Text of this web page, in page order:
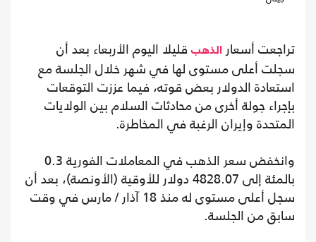
تراجعت أسعار الذهب قليلا اليوم الأربعاء بعد أن
سجلت أعلى مستوى لها في شهر خلال الجلسة مع
استعادة الدولار بعض قوته، فيما عززت التوقعات
بإجراء جولة أخرى من محادثات السلام بين الولايات
المتحدة وإيران الرغبة في المخاطرة.
وانخفض سعر الذهب في المعاملات الفورية 0.3
بالمئة إلى 4828.07 دولار للأوقية (الأونصة)، بعد أن
سجل أعلى مستوى له منذ 18 آذار / مارس في وقت
سابق من الجلسة.